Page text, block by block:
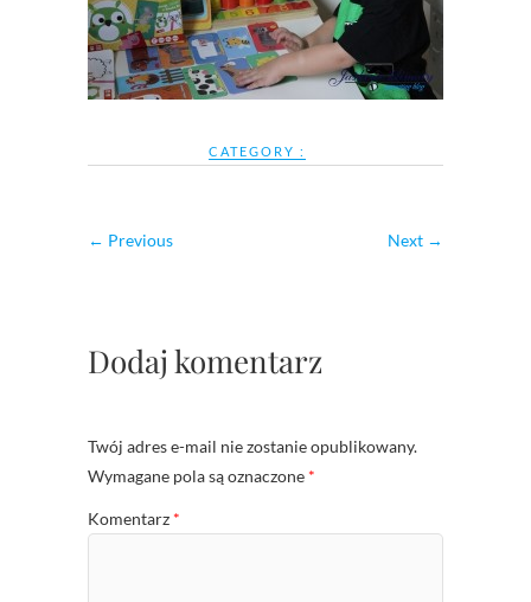
CATEGORY :
← Previous Next →
Dodaj komentarz
Twój adres e-mail nie zostanie opublikowany.
Wymagane pola są oznaczone *
Komentarz *